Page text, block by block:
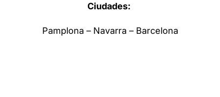
Ciudades:
Pamplona – Navarra – Barcelona